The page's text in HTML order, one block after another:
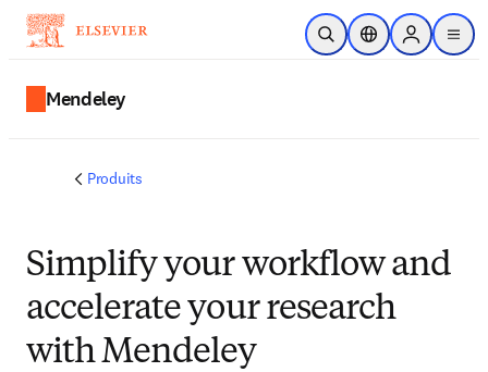
Passer au contenu principal
Ouvrir la recherche
Sélecteur de
Sign in to
menu
Mendeley
Produits
Simplify your workflow and
accelerate your research
with Mendeley